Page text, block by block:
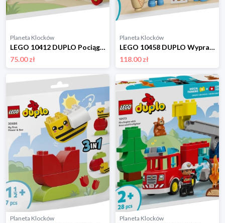
Planeta Klocków
LEGO 10412 DUPLO Pociąg ze zwierzątkami Lego
75.00 zł
Planeta Klocków
LEGO 10458 DUPLO Wyprawa po lody z Blue Lego
118.00 zł
Planeta Klocków Planeta Klocków